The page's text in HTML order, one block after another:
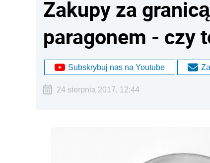
Zakupy za
paragonem - czy
Subskrybuj nas na Youtube
24 sierpnia 2017, 12:44